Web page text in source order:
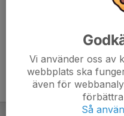
Vi använder oss av
webbplats ska
även för
Så